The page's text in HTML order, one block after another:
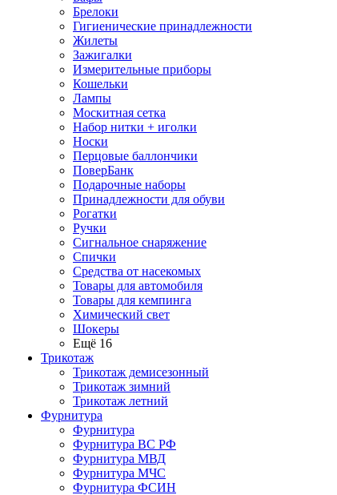
Брелоки
Гигиенические принадлежности
Жилеты
Зажигалки
Измерительные приборы
Кошельки
Лампы
Москитная сетка
Набор нитки + иголки
Носки
Перцовые баллончики
ПоверБанк
Подарочные наборы
Принадлежности для обуви
Рогатки
Ручки
Сигнальное снаряжение
Спички
Средства от насекомых
Товары для автомобиля
Товары для кемпинга
Химический свет
Шокеры
Ещё 16
Трикотаж
Трикотаж демисезонный
Трикотаж зимний
Трикотаж летний
Фурнитура
Фурнитура
Фурнитура ВС РФ
Фурнитура МВД
Фурнитура МЧС
Фурнитура ФСИН